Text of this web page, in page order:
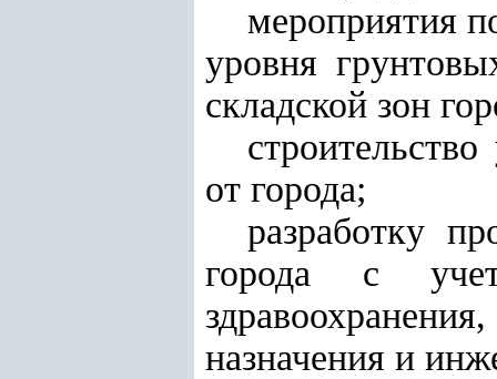
мероприятия
уровня
складской зон
от города;
разработку
города с
назначения и